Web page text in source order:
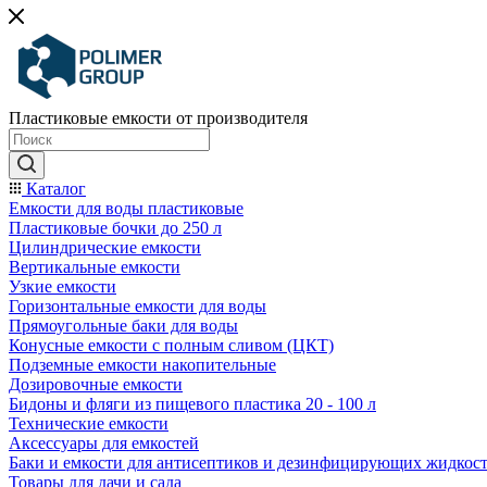
Пластиковые емкости от производителя
Каталог
Емкости для воды пластиковые
Пластиковые бочки до 250 л
Цилиндрические емкости
Вертикальные емкости
Узкие емкости
Горизонтальные емкости для воды
Прямоугольные баки для воды
Конусные емкости с полным сливом (ЦКТ)
Подземные емкости накопительные
Дозировочные емкости
Бидоны и фляги из пищевого пластика 20 - 100 л
Технические емкости
Аксессуары для емкостей
Баки и емкости для антисептиков и дезинфицирующих
Товары для дачи и сада